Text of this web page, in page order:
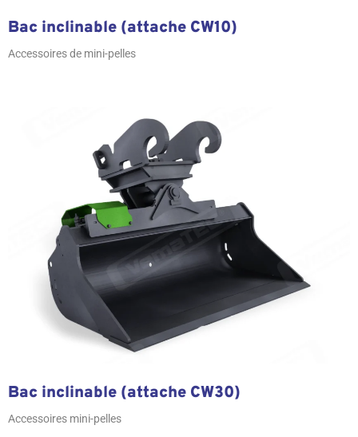
Bac inclinable (attache CW10)
Accessoires de mini-pelles
Bac inclinable (attache CW30)
Accessoires mini-pelles